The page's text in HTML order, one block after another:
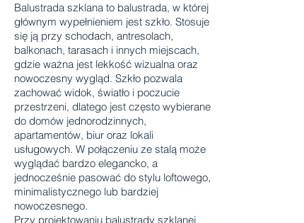
Balustrada szklana to balustrada, w której
głównym wypełnieniem jest szkło. Stosuje
się ją przy schodach, antresolach,
balkonach, tarasach i innych miejscach,
gdzie ważna jest lekkość wizualna oraz
nowoczesny wygląd. Szkło pozwala
zachować widok, światło i poczucie
przestrzeni, dlatego jest często wybierane
do domów jednorodzinnych,
apartamentów, biur oraz lokali
usługowych. W połączeniu ze stalą może
wyglądać bardzo elegancko, a
jednocześnie pasować do stylu loftowego,
minimalistycznego lub bardziej
nowoczesnego.
Przy projektowaniu balustrady szklanej